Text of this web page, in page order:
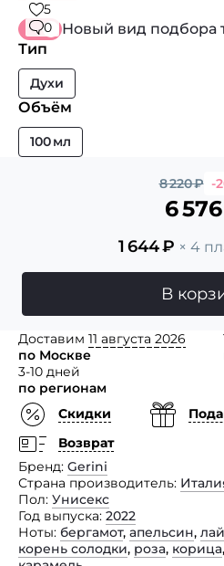
5
0
Новый вид подбора
Тип
Духи
Объём
100 мл
8 220₽ -
6 576
1 644₽ × 4
В
Доставим 11 августа 2026
по Москве
3-10 дней
по регионам
Скидки
Возврат
Бренд Gerini
Страна производитель
Пол Унисекс
Год выпуска 2022
Ноты бергамот, апельсин,
корень солодки, роза, корица,